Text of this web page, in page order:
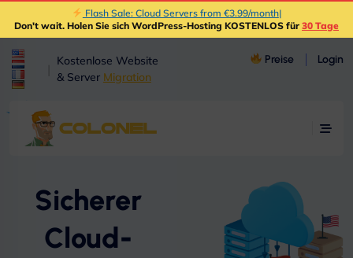
Flash Sale: Cloud Servers from €3.99/month|
Don't wait. Holen Sie sich WordPress-Hosting KOSTENLOS für 30 Tage
Kostenlose Website
& Server Migration
Preise Login
Sicherer
Cloud-